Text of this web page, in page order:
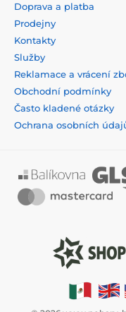
Doprava a platba
Prodejny
Kontakty
Služby
Reklamace a vrácení
Obchodní podmínky
Často kladené otázky
Ochrana osobních